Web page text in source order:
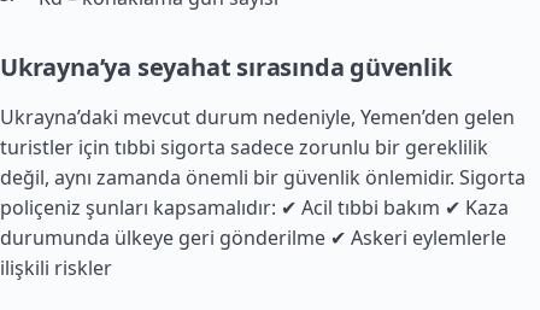
Ukrayna’ya seyahat sırasında güvenlik
Ukrayna’daki mevcut durum nedeniyle, Yemen’den gelen
turistler için tıbbi sigorta sadece zorunlu bir gereklilik
değil, aynı zamanda önemli bir güvenlik önlemidir. Sigorta
poliçeniz şunları kapsamalıdır: ✔ Acil tıbbi bakım ✔ Kaza
durumunda ülkeye geri gönderilme ✔ Askeri eylemlerle
ilişkili riskler